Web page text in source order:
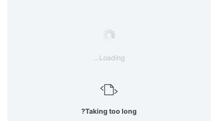
Loading...
Taking too long?